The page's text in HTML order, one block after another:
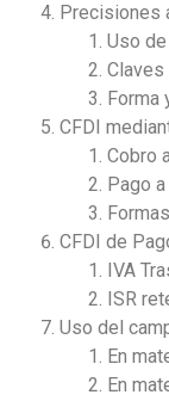
Precisiones
Uso de
Claves
Forma
CFDI
Cobro
Pago
CFDI de
IVA
ISR
Uso del
En
En